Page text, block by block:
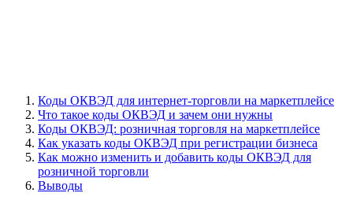
Коды ОКВЭД для интернет-торговли на маркетплейсе
Что такое коды ОКВЭД и зачем они нужны
Коды ОКВЭД: розничная торговля на маркетплейсе
Как указать коды ОКВЭД при регистрации бизнеса
Как можно изменить и добавить коды ОКВЭД для
розничной торговли
Выводы